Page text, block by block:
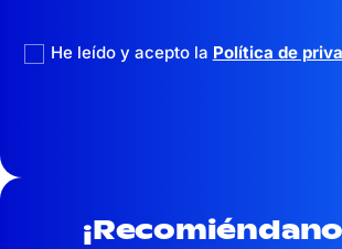
He leído y acepto la Política de